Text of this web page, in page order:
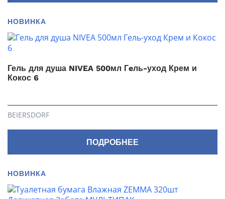
НОВИНКА
Гель для душа NIVEA 500мл Гeль-уход Крем и
Кокос 6
BEIERSDORF
ПОДРОБНЕЕ
НОВИНКА